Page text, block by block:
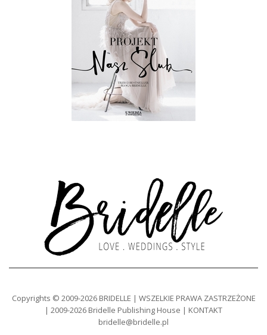
Copyrights © 2009-2026 BRIDELLE | WSZELKIE PRAWA ZASTRZEŻONE
| 2009-2026 Bridelle Publishing House | KONTAKT
bridelle@bridelle.pl